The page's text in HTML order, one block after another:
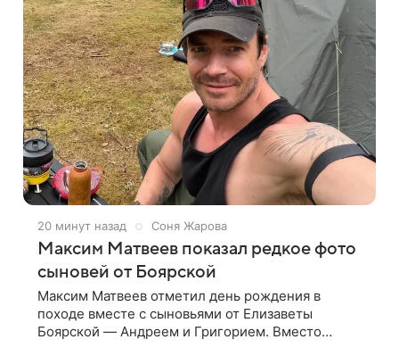
20 минут назад Соня Жарова
Максим Матвеев показал редкое фото
сыновей от Боярской
Максим Матвеев отметил день рождения в
походе вместе с сыновьями от Елизаветы
Боярской — Андреем и Григорием. Вместо